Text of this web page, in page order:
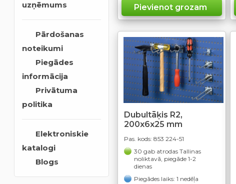
uzņēmums
Pārdošanas
noteikumi
Piegādes
informācija
Privātuma
politika
Elektroniskie
katalogi
Blogs
Dubultāķis R2,
200x6x25 mm
Pas. kods: 853 224-51
30 gab atrodas Tallinas
noliktavā, piegāde 1-2
dienas
Piegādes laiks: 1 nedēļa